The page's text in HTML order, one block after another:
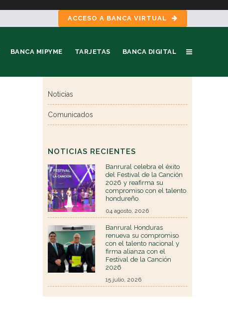
ACCESO A BANCA VIRTUAL
BANCA MIPYME TARJETAS BANCA DIGITAL
Noticias
Comunicados
NOTICIAS RECIENTES
Banrural celebra el éxito
del Festival de la Canción
2026 y reafirma su
compromiso con el talento
hondureño
04 agosto, 2026
Banrural Honduras
renueva su compromiso
con el talento nacional y
firma alianza con el
Festival de la Canción
2026
15 julio, 2026